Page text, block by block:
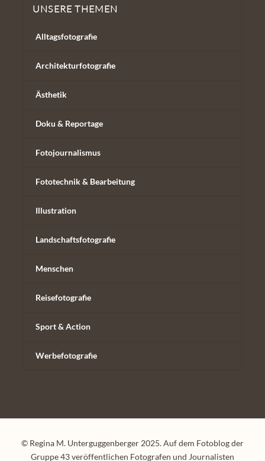
UNSERE THEMEN
Alltagsfotografie
Architekturfotografie
Ästhetik
Doku & Reportage
Fotojournalismus
Fototechnik & Bearbeitung
Illustration
Landschaftsfotografie
Menschen
Reisefotografie
Sport & Action
Werbefotografie
© Regina M. Unterguggenberger 2025. Auf dem Fotoblog der
Gruppe 43 veröffentlichen Fotografen und Journalisten